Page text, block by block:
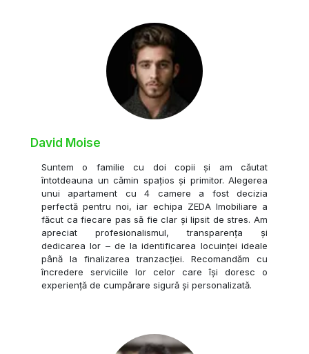
David Moise
Suntem o familie cu doi copii și am căutat
întotdeauna un cămin spațios și primitor. Alegerea
unui apartament cu 4 camere a fost decizia
perfectă pentru noi, iar echipa ZEDA Imobiliare a
făcut ca fiecare pas să fie clar și lipsit de stres. Am
apreciat profesionalismul, transparența și
dedicarea lor – de la identificarea locuinței ideale
până la finalizarea tranzacției. Recomandăm cu
încredere serviciile lor celor care își doresc o
experiență de cumpărare sigură și personalizată.